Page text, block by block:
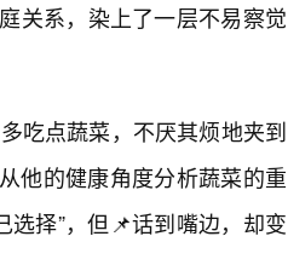
关系，染上了一层不易察觉
吃点蔬菜，不厌其烦地夹到
他的健康角度分析蔬菜的重
择”，但📌话到嘴边，却变